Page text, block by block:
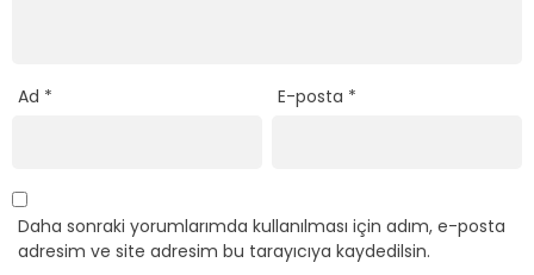
Ad * E-posta *
Daha sonraki yorumlarımda kullanılması için adım, e-posta
adresim ve site adresim bu tarayıcıya kaydedilsin.